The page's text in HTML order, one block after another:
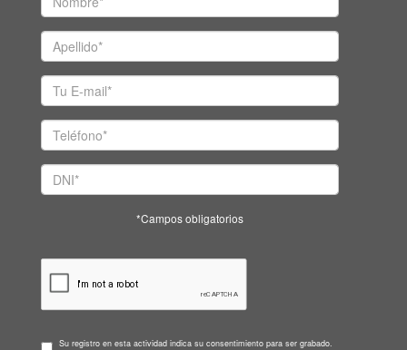
*Campos obligatorios
Su registro en esta actividad indica su consentimiento para ser grabado.